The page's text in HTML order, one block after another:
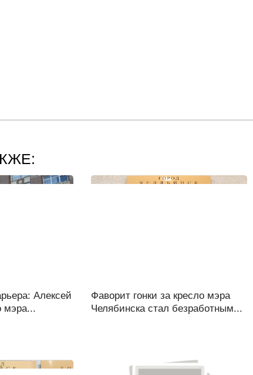
Алексей
мэра...
Фаворит гонки за кресло мэра
Челябинска стал безработным...